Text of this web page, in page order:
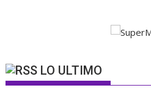
LO ULTIMO